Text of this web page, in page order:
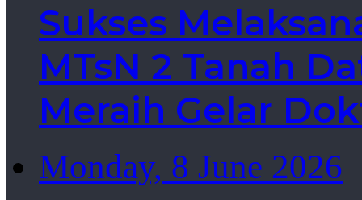
Sukses
MTsN 2 Tanah
Meraih Gelar
Monday, 8 June 2026